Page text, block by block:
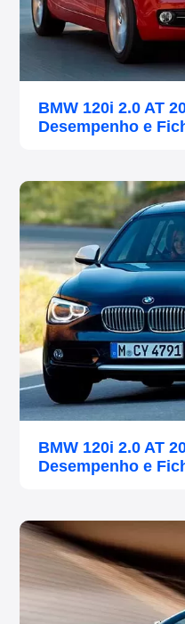
BMW 120i 2.0 AT
Desempenho e
BMW 120i 2.0 AT
Desempenho e